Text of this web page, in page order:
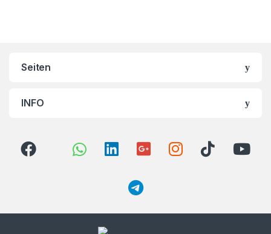
Seiten
INFO